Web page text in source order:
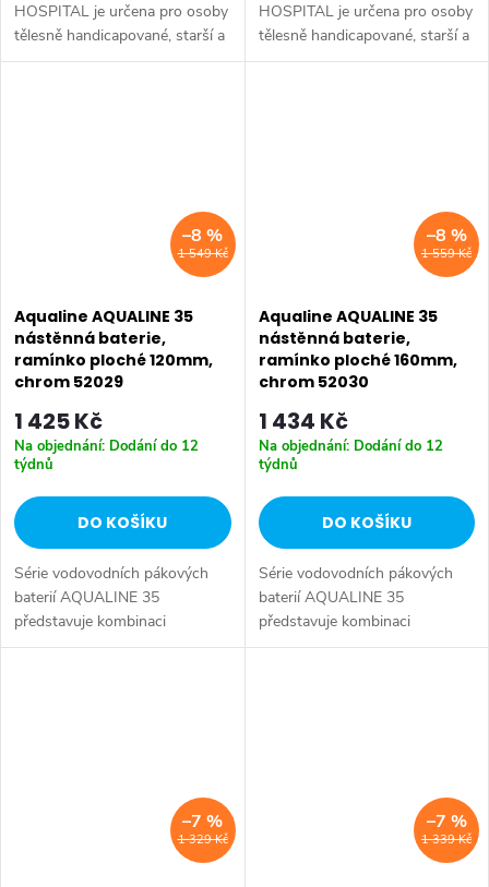
HOSPITAL je určena pro osoby
tělesně handicapované, starší a
s omezenou pohyblivostí, které
HOSPITAL je určena pro osoby
tělesně handicapované, starší a
s omezenou pohyblivostí, které
1 549 Kč
–8 %
Aqualine AQUALINE 35
nástěnná baterie,
ramínko ploché 120mm,
chrom 52029
1 425 Kč
Na objednání: Dodání do 12
týdnů
DO KOŠÍKU
Série vodovodních pákových
baterií AQUALINE 35
představuje kombinaci
tradičního jednoduchého
1 559 Kč
–8 %
Aqualine AQUALINE 35
nástěnná baterie,
ramínko ploché 160mm,
chrom 52030
1 434 Kč
Na objednání: Dodání do 12
týdnů
DO KOŠÍKU
Série vodovodních pákových
baterií AQUALINE 35
představuje kombinaci
tradičního jednoduchého
1 329 Kč
–7 %
1 339 Kč
–7 %